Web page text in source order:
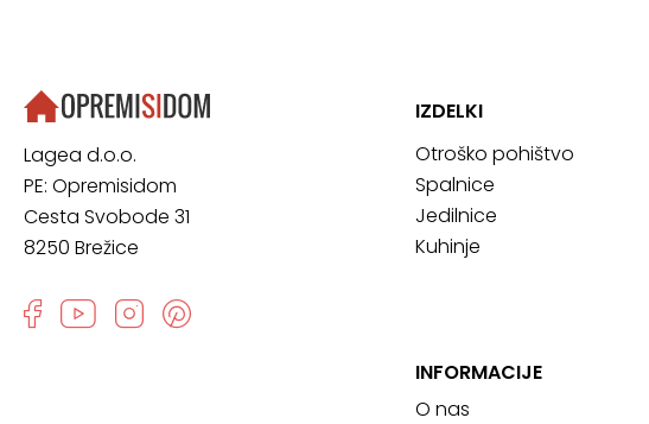
Lagea d.o.o.
PE: Opremisidom
Cesta Svobode 31
8250 Brežice
IZDELKI
Otroško pohištvo
Spalnice
Jedilnice
Kuhinje
INFORMACIJE
O nas